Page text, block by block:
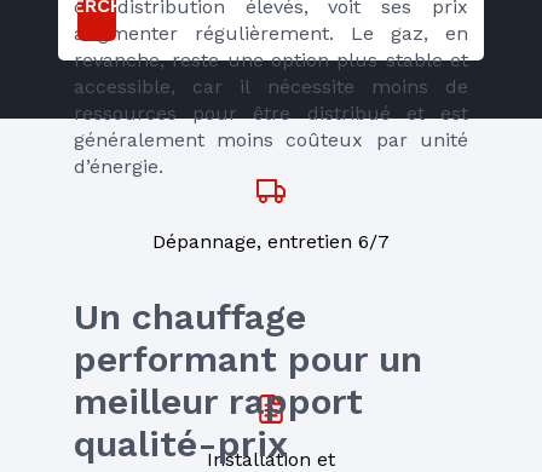
de distribution élevés, voit ses prix
augmenter régulièrement. Le gaz, en
revanche, reste une option plus stable et
accessible, car il nécessite moins de
ressources pour être distribué et est
généralement moins coûteux par unité
d’énergie.
Un chauffage
performant pour un
meilleur rapport
qualité-prix
RECHERCHER
Dépannage, entretien 6/7
Installation et